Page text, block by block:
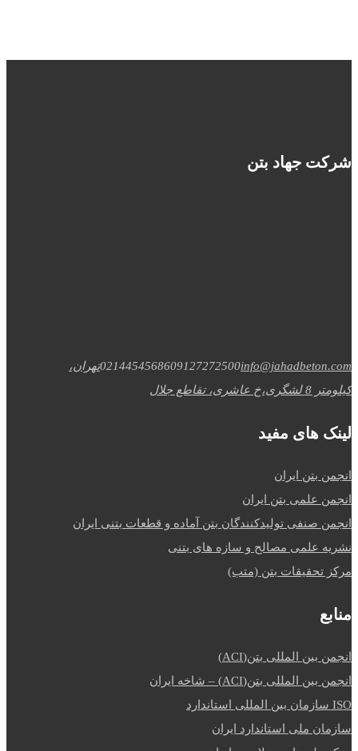
شرکت جهاد بتن
0214454568609127272500info@jahadbeton.com
تهران،
کیلومتر 8 لشگری،خ عاشری، تقاطع جلال
لینک های مفید
انجمن بتن ایران
انجمن علمی بتن ایران
انجمن صنفی تولیدکنندگان بتن آماده و قطعات بتنی ایران
نشریه علمی مصالح و سازه های بتنی
مرکز تحقیقات بتن (متب)
منابع
انجمن بین المللی بتن(ACI)
انجمن بین المللی بتن(ACI) – شاخه ایران
ISO سازمان بین المللی استاندارد
سازمان ملی استاندارد ایران